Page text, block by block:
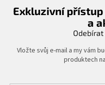
Exkluzivní
a
Vložte svůj e-mail a my vám
produktech